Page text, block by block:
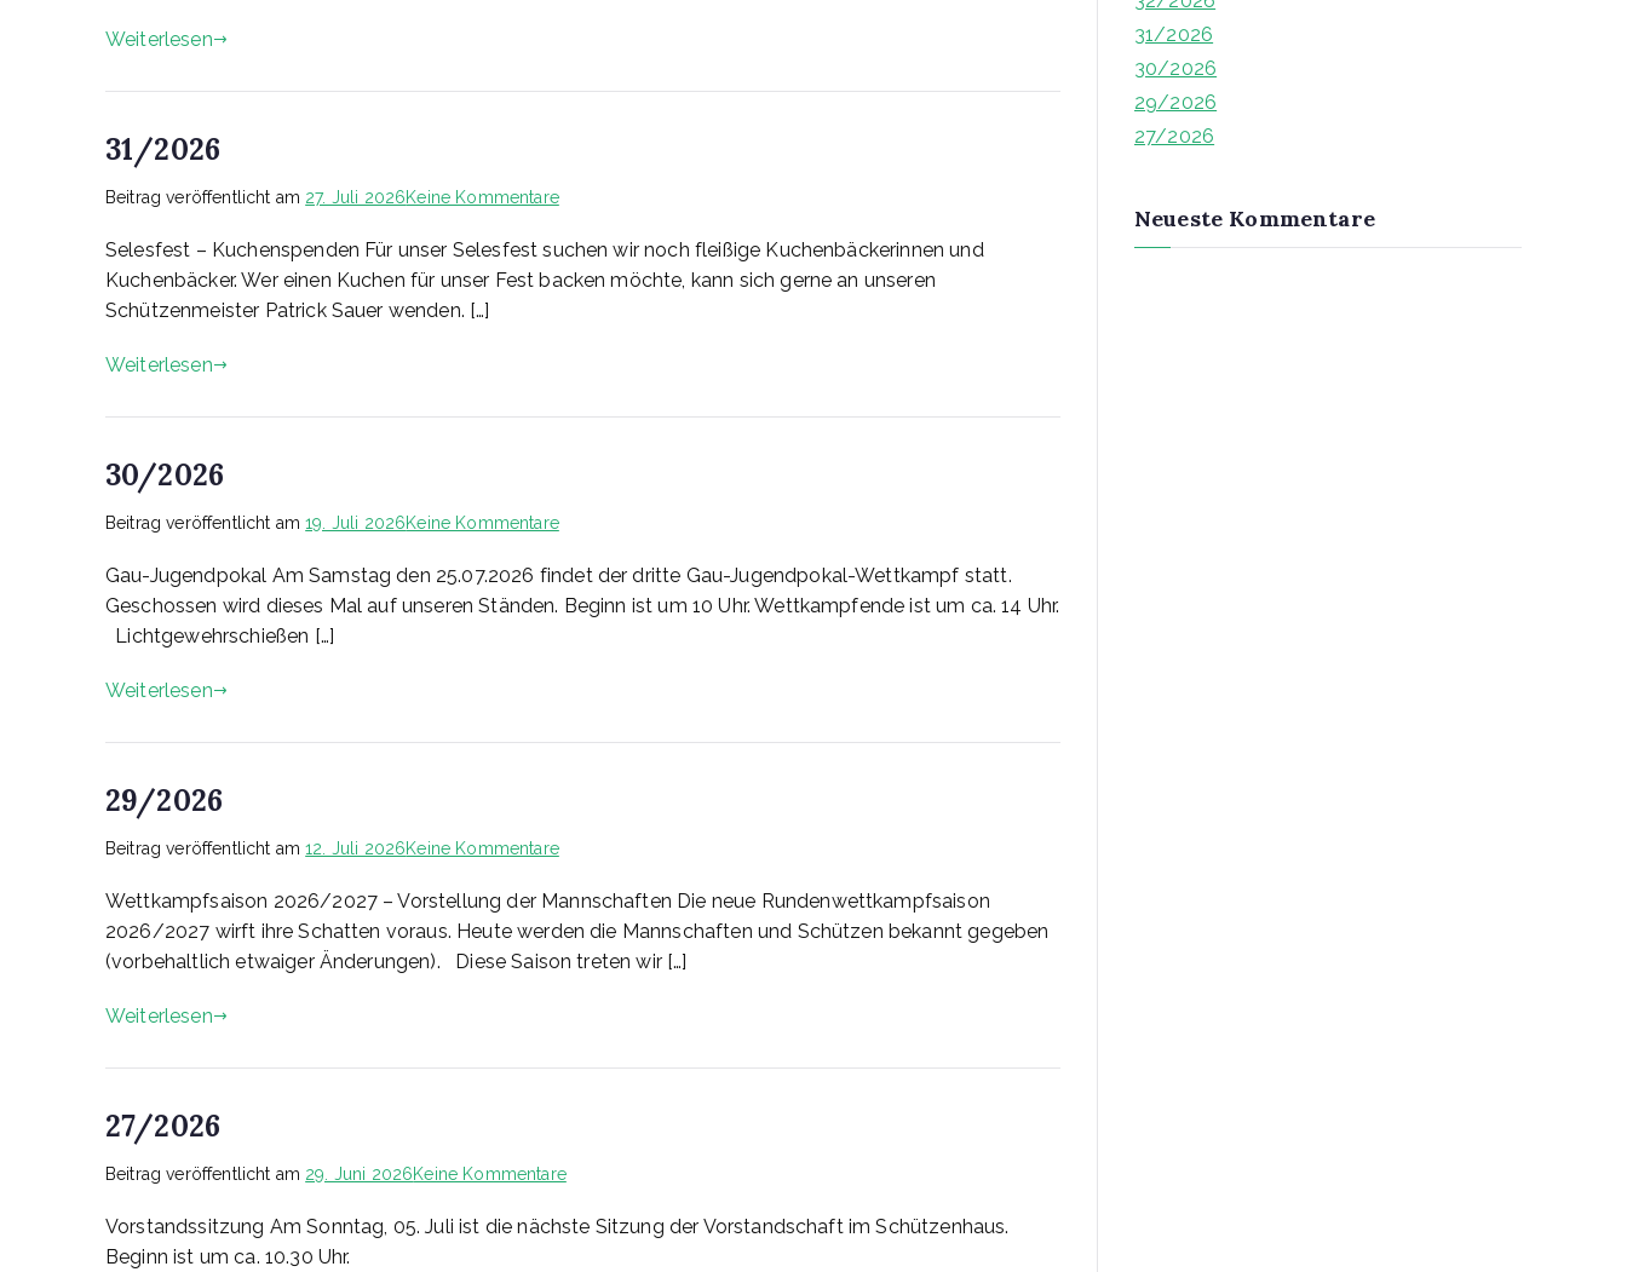
Weiterlesen
31/2026
Beitrag veröffentlicht am 27. Juli 2026Keine Kommentarezu
Selesfest – Kuchenspenden Für unser Selesfest suchen wir noch fleißige Kuchenbäckerinnen und
Kuchenbäcker. Wer einen Kuchen für unser Fest backen möchte, kann sich gerne an unseren
Schützenmeister Patrick Sauer wenden. […]
Weiterlesen
30/2026
Beitrag veröffentlicht am19. Juli 2026Keine Kommentarezu
Gau-Jugendpokal Am Samstag den 25.07.2026 findet der dritte Gau-Jugendpokal-Wettkampf statt.
Geschossen wird dieses Mal auf unseren Ständen. Beginn ist um 10 Uhr. Wettkampfende ist um ca. 14 Uhr.
Lichtgewehrschießen […]
Weiterlesen
29/2026
Beitrag veröffentlicht am12. Juli 2026Keine Kommentarezu
Wettkampfsaison 2026/2027 – Vorstellung der Mannschaften Die neue Rundenwettkampfsaison
2026/2027 wirft ihre Schatten voraus. Heute werden die Mannschaften und Schützen bekannt gegeben
(vorbehaltlich etwaiger Änderungen). Diese Saison treten wir […]
Weiterlesen
27/2026
Beitrag veröffentlicht am 29. Juni 2026Keine Kommentarezu
Vorstandssitzung Am Sonntag, 05. Juli ist die nächste Sitzung der Vorstandschaft im Schützenhaus.
Beginn ist um ca. 10.30 Uhr.
31/2026
30/2026
29/2026
27/2026
Neueste Kommentare